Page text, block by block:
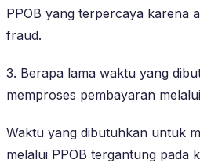
PPOB yang terpercaya karena
fraud.
3. Berapa lama waktu yang
memproses pembayaran
Waktu yang dibutuhkan untuk
melalui PPOB tergantung pada